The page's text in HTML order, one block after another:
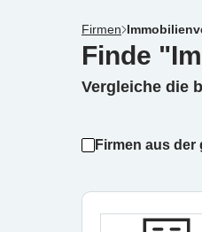
Firmen
Finde
Vergleiche die
Firmen aus der